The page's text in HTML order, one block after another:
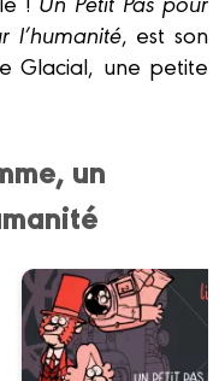
l’humanité, est son
Glacial, une petite
un